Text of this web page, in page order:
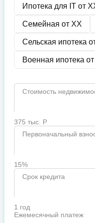
Ипотека для IT от
Семейная от XX
Сельская ипотека
Военная ипотека от
Стоимость
375 тыс. Р
Первоначальный
15%
Срок кредита
1 год
Ежемесячный платеж